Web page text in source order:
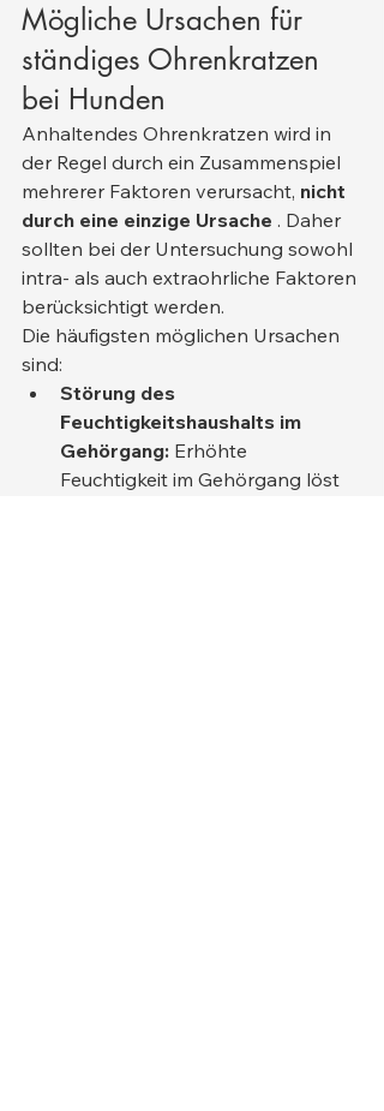
Mögliche Ursachen für
ständiges Ohrenkratzen
bei Hunden
Anhaltendes Ohrenkratzen wird in
der Regel durch ein Zusammenspiel
mehrerer Faktoren verursacht, nicht
durch eine einzige Ursache . Daher
sollten bei der Untersuchung sowohl
intra- als auch extraohrliche Faktoren
berücksichtigt werden.
Die häufigsten möglichen Ursachen
sind:
Störung des
Feuchtigkeitshaushalts im
Gehörgang: Erhöhte
Feuchtigkeit im Gehörgang löst